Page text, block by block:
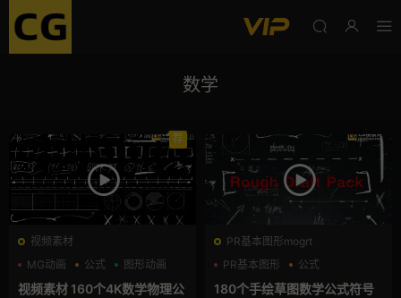
数学
视频素材
MG动画
公式 图形动画
视频素材 160个4K数学物理公
荐
PR基本图形mogrt
PR基本图形
公式
图形动画
180个手绘草图数学公式符号